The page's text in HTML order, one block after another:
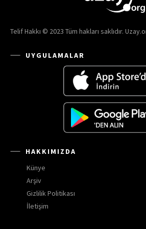
Telif Hakkı © 2023 Tüm hakları saklıdır.
UYGULAMALAR
HAKKIMIZDA
Künye
Arşiv
Gizlilik Politikası
İletişim